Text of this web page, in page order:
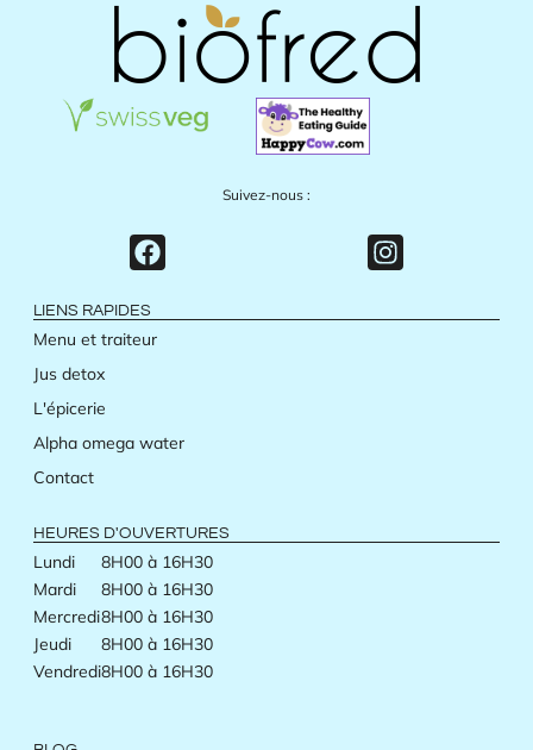
Suivez-nous :
LIENS RAPIDES
Menu et traiteur
Jus detox
L'épicerie
Alpha omega water
Contact
HEURES D'OUVERTURES
Lundi
Mardi
Mercredi
Jeudi
Vendredi
8H00 à 16H30
8H00 à 16H30
8H00 à 16H30
8H00 à 16H30
8H00 à 16H30